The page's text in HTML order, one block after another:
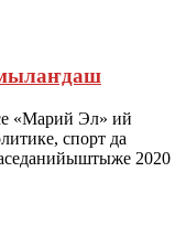
«Марий Эл» ий
спорт да
2020